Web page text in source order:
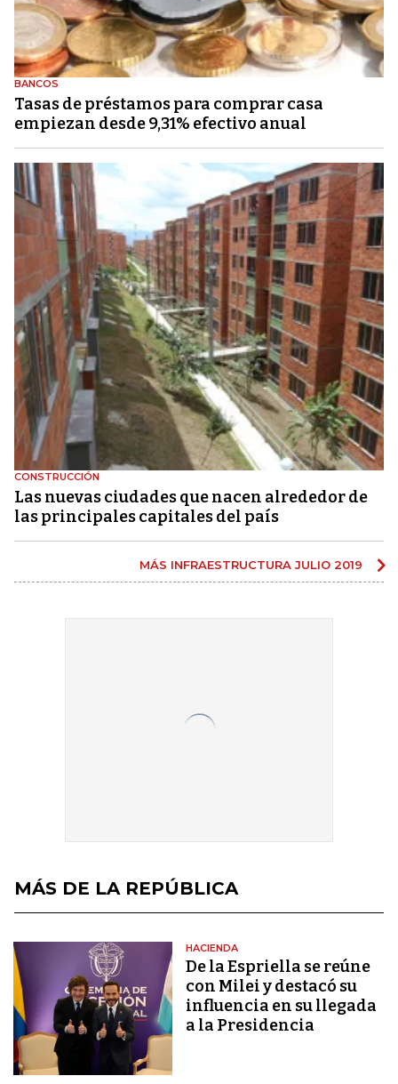
BANCOS
Tasas de préstamos para comprar casa
empiezan desde 9,31% efectivo anual
CONSTRUCCIÓN
Las nuevas ciudades que nacen alrededor de
las principales capitales del país
MÁS INFRAESTRUCTURA JULIO 2019
MÁS DE LA REPÚBLICA
HACIENDA
De la Espriella se reúne
con Milei y destacó su
influencia en su llegada
a la Presidencia